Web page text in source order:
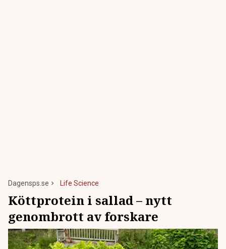
Dagensps.se Life Science
Köttprotein i sallad – nytt
genombrott av forskare